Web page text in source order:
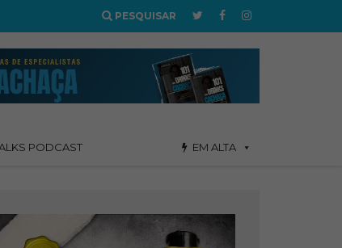
PESQUISAR
PODCAST EM ALTA